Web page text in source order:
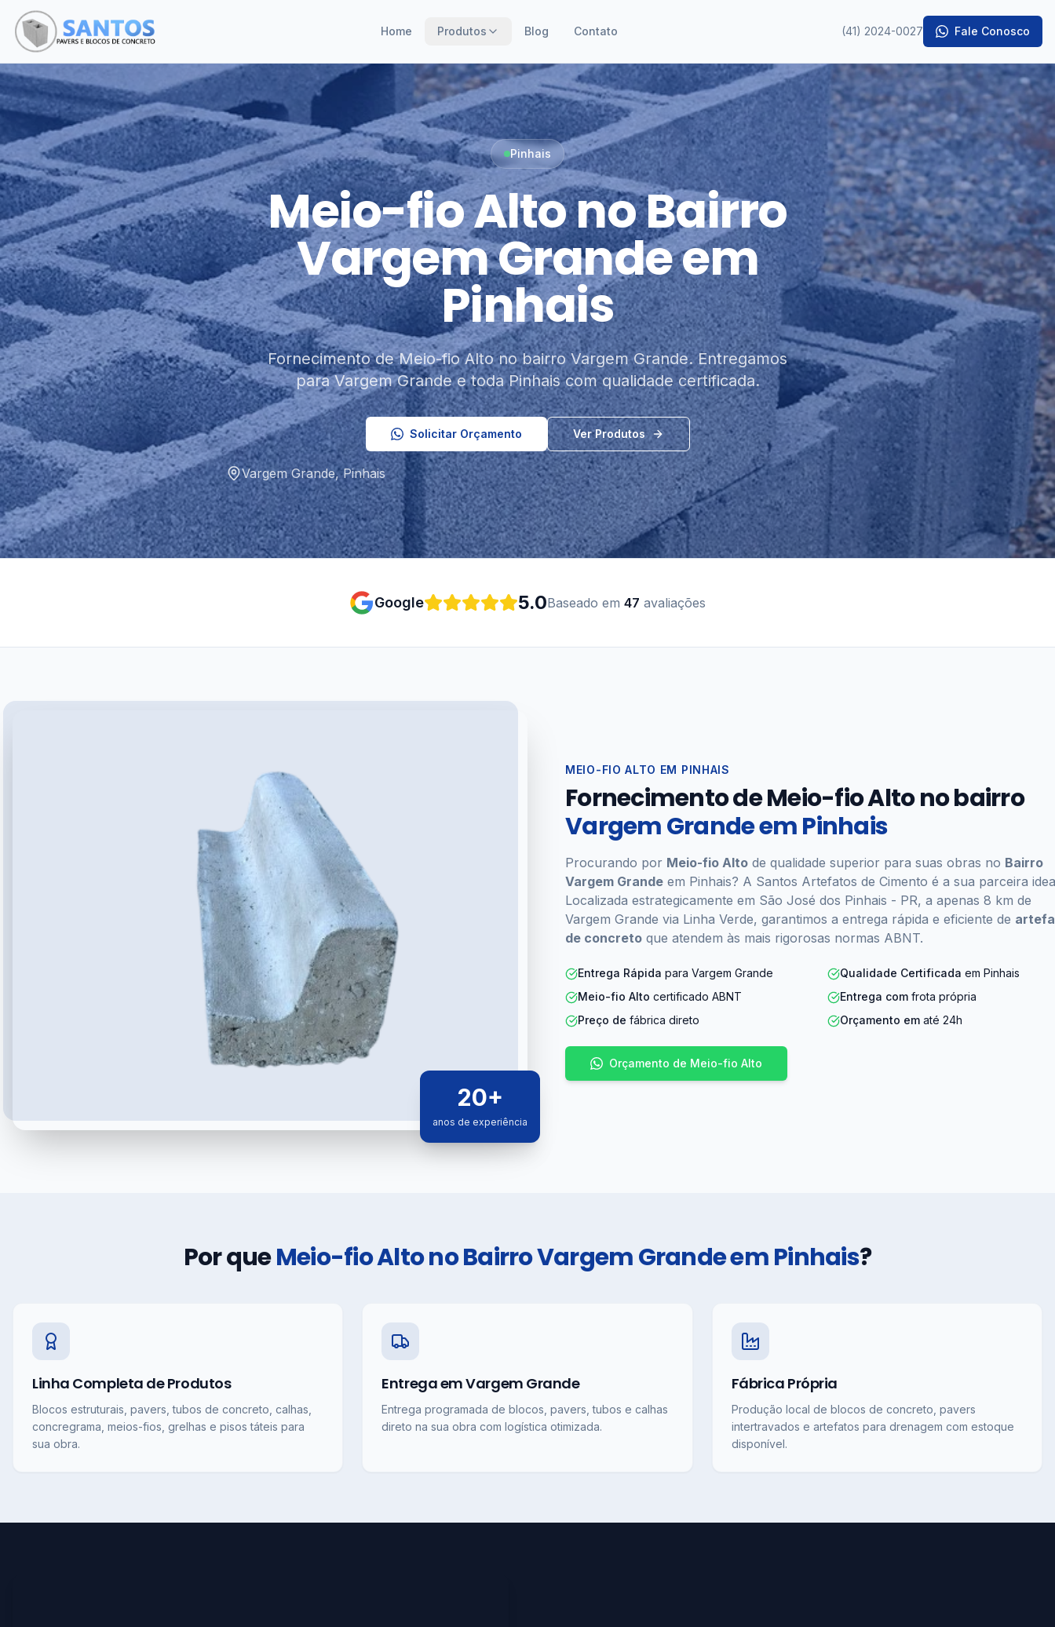
Home Produtos Blog Contato (41) 2024-0027 Fale Conosco
Pinhais
Meio-fio Alto no Bairro
Vargem Grande em
Pinhais
Fornecimento de Meio-fio Alto no bairro Vargem Grande. Entregamos
para Vargem Grande e toda Pinhais com qualidade certificada.
Solicitar Orçamento Ver Produtos
Vargem Grande,Pinhais
Google 5.0Baseado em 47 avaliações
20+
anos de experiência
MEIO-FIO ALTO EM PINHAIS
Fornecimento de Meio-fio Alto no bairro
Vargem Grande em Pinhais
Procurando por Meio-fio Alto de qualidade superior para suas obras no Bairro
Vargem Grande em Pinhais? A Santos Artefatos de Cimento é a sua parceira
Localizada estrategicamente em São José dos Pinhais - PR, a apenas 8 km de
Vargem Grande via Linha Verde, garantimos a entrega rápida e eficiente de
de concreto que atendem às mais rigorosas normas ABNT.
Entrega Rápida para Vargem Grande Qualidade Certificada em Pinhais
Meio-fio Alto certificado ABNT Entrega com frota própria
Preço de fábrica direto Orçamento em até 24h
Orçamento de Meio-fio Alto
Por queMeio-fio Alto no Bairro Vargem Grande em Pinhais?
Linha Completa de Produtos
Blocos estruturais, pavers, tubos de concreto, calhas,
concregrama, meios-fios, grelhas e pisos táteis para
sua obra.
Entrega em Vargem Grande
Entrega programada de blocos, pavers, tubos e calhas
direto na sua obra com logística otimizada.
Fábrica Própria
Produção local de blocos de concreto, pavers
intertravados e artefatos para drenagem com estoque
disponível.